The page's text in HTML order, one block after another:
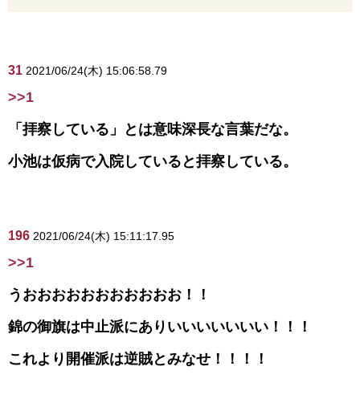
31 2021/06/24(木) 15:06:58.79
>>1
「拝察している」とは意味深長な言葉だな。
小池は仮病で入院していると拝察している。
196 2021/06/24(木) 15:11:17.95
>>1
うおおおおおおおおおおお！！
錦の御旗は中止派にありいいいいいいい！！！
これより開催派は逆賊とみなせ！！！！